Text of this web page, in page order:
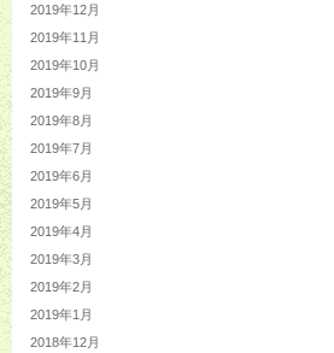
2019年12月
2019年11月
2019年10月
2019年9月
2019年8月
2019年7月
2019年6月
2019年5月
2019年4月
2019年3月
2019年2月
2019年1月
2018年12月